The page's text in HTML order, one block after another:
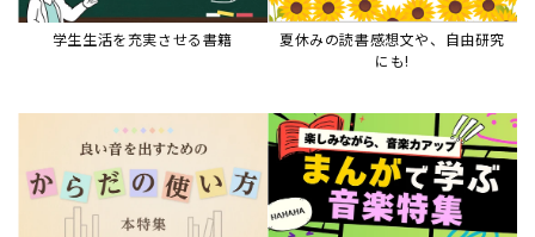
学生生活を充実させる書籍
夏休みの読書感想文や、自由研究
にも!